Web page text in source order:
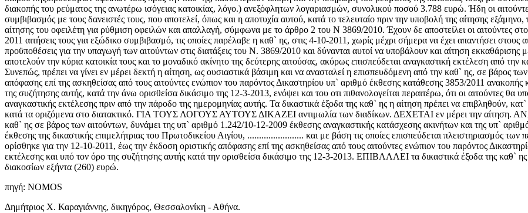
πηγή: ΝΟΜΟS
Δημήτριος Χ. Καραγιάννης, δικηγόρος, Θεσσαλονίκη - Αθήνα.